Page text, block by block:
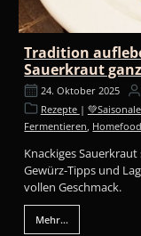
Tradition
Sauerkraut
24. Oktober 2025
Rezepte |
Fermentieren Homefood
Knackiges
Gewürz-Tipps und
vollen Geschmack.
Mehr...